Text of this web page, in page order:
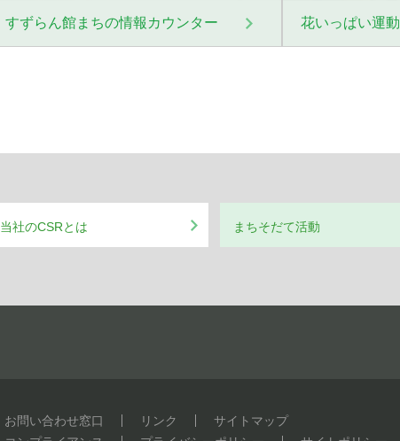
2018年4月
すずらん館まちの情報カウンター 花いっぱい運動
当社のCSRとは まちそだて活動
お問い合わせ窓口 リンク
サイトマップ